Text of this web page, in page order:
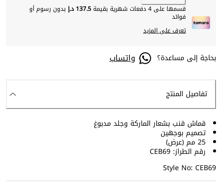
قسمها على 4 دفعات شهرية بقيمة
137.5 د.إ بدون رسوم أو
فوائد
تعرف على المزيد
بحاجة إلى مساعدة؟ واتساب
تفاصيل المنتج
قماش قنب بشعار الماركة وجلد مدبوغ
تصميم بوجهين
25 مم (عرض)
رقم الطراز: CEB69
Style No: CEB69